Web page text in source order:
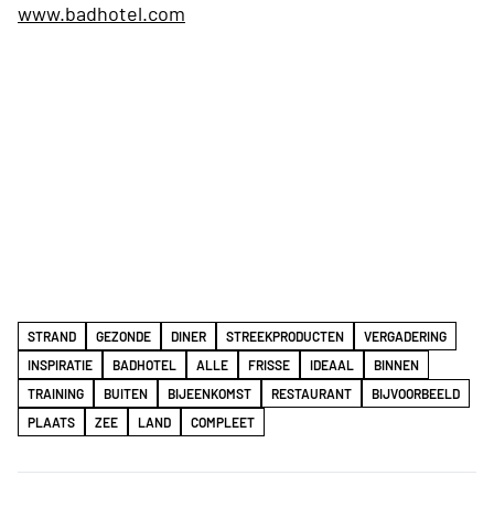
www.badhotel.com
STRAND GEZONDE DINER STREEKPRODUCTEN
VERGADERING
INSPIRATIE
BADHOTEL ALLE FRISSE IDEAAL
BINNEN
TRAINING
BUITEN BIJEENKOMST RESTAURANT
BIJVOORBEELD
PLAATS
ZEE LAND COMPLEET